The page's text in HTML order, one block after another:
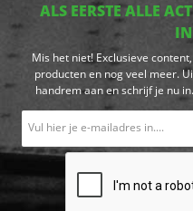
ALS EERSTE ALLE
Mis het niet! Exclusieve
producten en nog veel meer.
handrem aan en schrijf je nu